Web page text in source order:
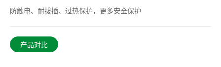
防触电、耐拔插、过热保护，更多安全保护
产品对比